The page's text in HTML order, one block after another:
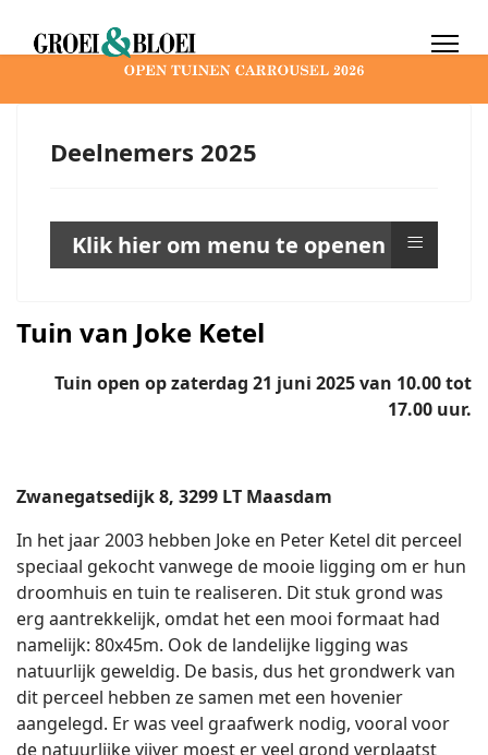
Deelnemers 2025
Klik hier om menu te openen ≡
Tuin van Joke Ketel
Tuin open op zaterdag 21 juni 2025 van 10.00 tot
17.00 uur.
Zwanegatsedijk 8, 3299 LT Maasdam
In het jaar 2003 hebben Joke en Peter Ketel dit perceel
speciaal gekocht vanwege de mooie ligging om er hun
droomhuis en tuin te realiseren. Dit stuk grond was
erg aantrekkelijk, omdat het een mooi formaat had
namelijk: 80x45m. Ook de landelijke ligging was
natuurlijk geweldig. De basis, dus het grondwerk van
dit perceel hebben ze samen met een hovenier
aangelegd. Er was veel graafwerk nodig, vooral voor
de natuurlijke vijver moest er veel grond verplaatst